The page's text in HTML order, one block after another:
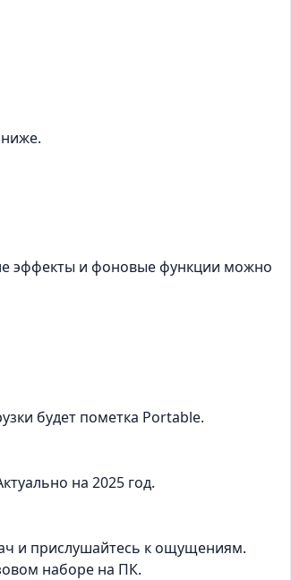
эффекты и фоновые функции можно
будет пометка Portable.
на 2025 год.
и прислушайтесь к ощущениям.
наборе на ПК.